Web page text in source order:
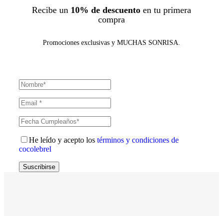
Recibe un 10% de descuento en tu primera
compra
Promociones exclusivas y MUCHAS SONRISA.
He leído y acepto los términos y condiciones de
cocolebrel
Suscribirse